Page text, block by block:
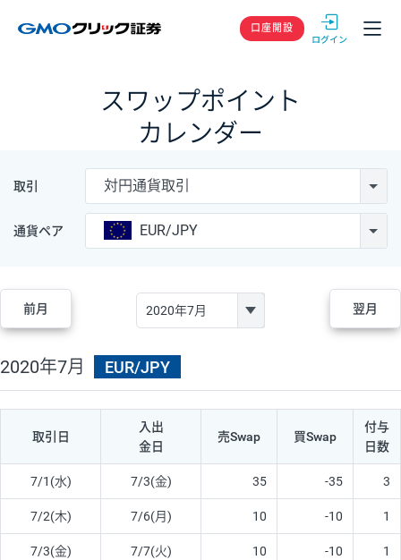
GMOクリック
口座開設
スワップポイント
カレンダー
取引 対円通貨取引
通貨ペア EUR/JPY
前月 翌月
2020年7月 EUR/JPY
取引日
入出
金日
売Swap 買Swap
付与
日数
7/1(水) 7/3(金) 35 -35 3
7/2(木) 7/6(月) 10 -10 1
7/3(金) 7/7(火) 10 -10 1